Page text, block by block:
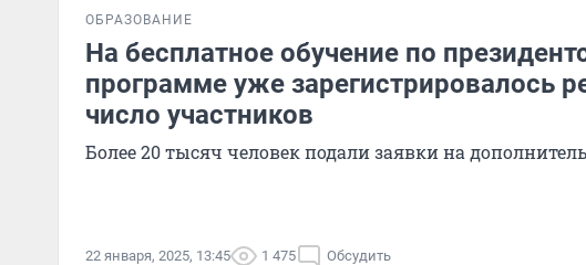
ОБРАЗОВАНИЕ
На бесплатное обучение по
программе уже зарегистрировалось
число участников
Более 20 тысяч человек подали заявки на
22 января, 2025, 13:45 1 475 Обсудить